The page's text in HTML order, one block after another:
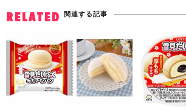
RELATED 関連する記事